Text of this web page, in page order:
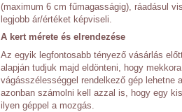
(maximum 6 cm fűmagasságig), ráadásul
legjobb ár/értéket képviseli.
A kert mérete és elrendezése
Az egyik legfontosabb tényező vásárlás
alapján tudjuk majd eldönteni, hogy
vágásszélességgel rendelkező gép lehetne
azonban számolni kell azzal is, hogy egy
ilyen géppel a mozgás.